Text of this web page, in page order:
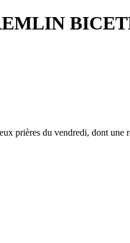
prières du vendredi, dont une